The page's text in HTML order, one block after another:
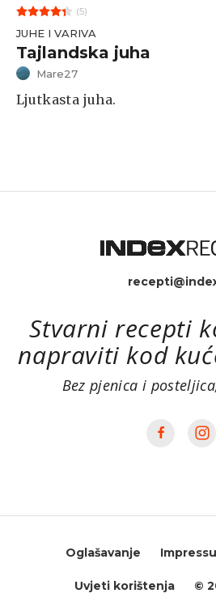
(5)
JUHE I VARIVA
Tajlandska juha
Mare27
Ljutkasta juha.
Stvarni recepti
napraviti kod
Bez pjenica i
Oglašavanje
Uvjeti korištenja ©